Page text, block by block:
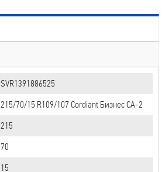
SVR1391886525
215/70/15 R109/107 Cordiant Бизнес CA-2
215
70
15